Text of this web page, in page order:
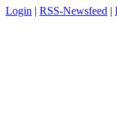
Login | RSS-Newsfeed |